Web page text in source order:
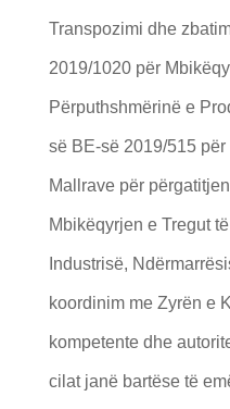
Transpozimi dhe
2019/1020 për
Përputhshmërinë e
së BE-së 2019/515
Mallrave për
Mbikëqyrjen e Tregut
Industrisë,
koordinim me Zyrën e
kompetente dhe
cilat janë bartëse të